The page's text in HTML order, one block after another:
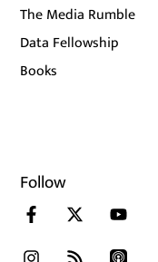
The Media Rumble
Data Fellowship
Books
Follow